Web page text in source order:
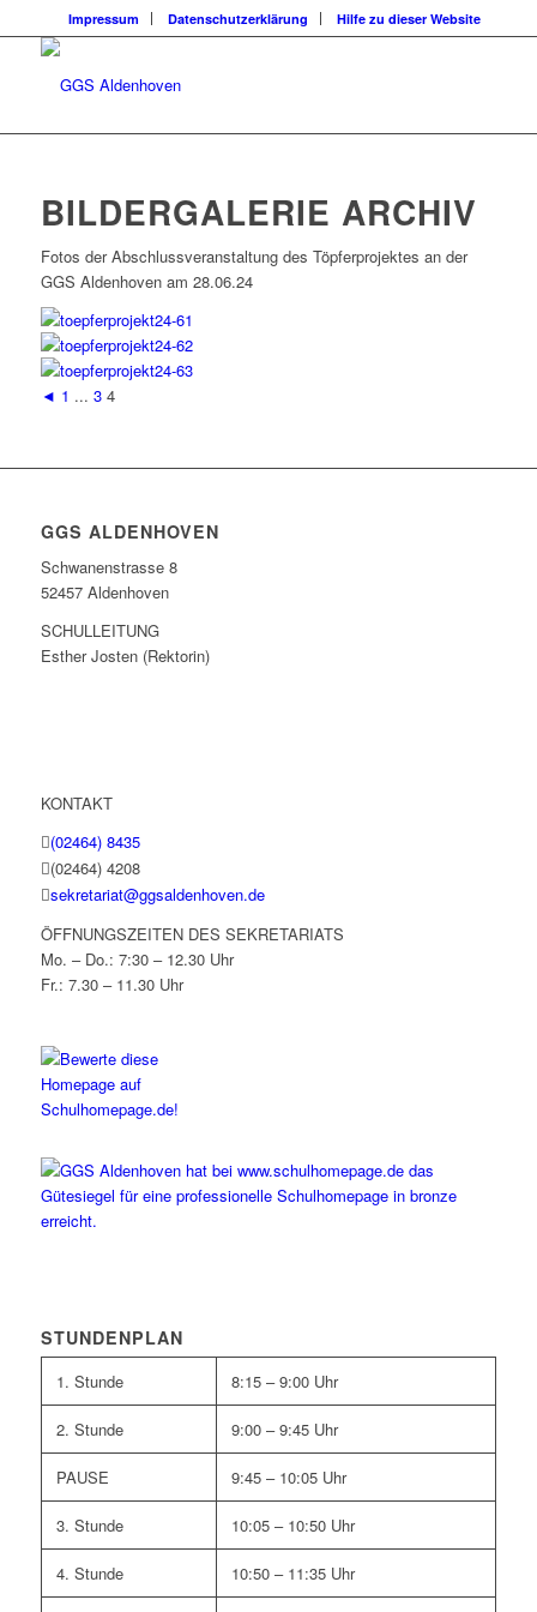
Impressum Datenschutzerklärung Hilfe zu dieser Website
BILDERGALERIE ARCHIV
Fotos der Abschlussveranstaltung des Töpferprojektes an der
GGS Aldenhoven am 28.06.24
◄ 1 ... 3 4
GGS ALDENHOVEN
Schwanenstrasse 8
52457 Aldenhoven
SCHULLEITUNG
Esther Josten (Rektorin)
KONTAKT
(02464) 8435
(02464) 4208
sekretariat@ggsaldenhoven.de
ÖFFNUNGSZEITEN DES SEKRETARIATS
Mo. – Do.: 7:30 – 12.30 Uhr
Fr.: 7.30 – 11.30 Uhr
STUNDENPLAN
1. Stunde 8:15 – 9:00 Uhr
2. Stunde 9:00 – 9:45 Uhr
PAUSE 9:45 – 10:05 Uhr
3. Stunde 10:05 – 10:50 Uhr
4. Stunde 10:50 – 11:35 Uhr